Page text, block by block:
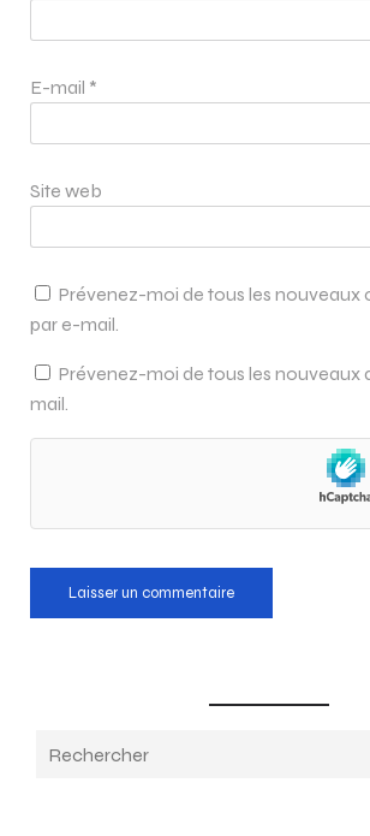
E-mail *
Site web
Prévenez-moi de tous les nouveaux
par e-mail.
Prévenez-moi de tous les nouveaux
mail.